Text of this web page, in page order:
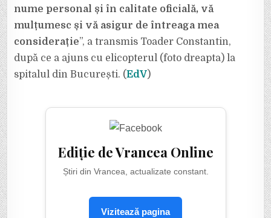
nume personal și în calitate oficială, vă
mulțumesc și vă asigur de întreaga mea
considerație”, a transmis Toader Constantin,
după ce a ajuns cu elicopterul (foto dreapta) la
spitalul din București. (EdV)
Ediție de Vrancea Online
Știri din Vrancea, actualizate constant.
Vizitează pagina